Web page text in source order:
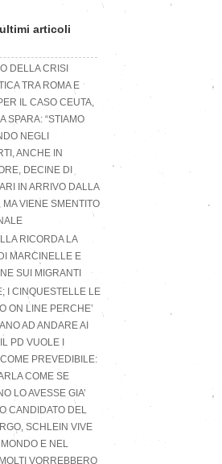
articoli
DELLA CRISI
TRA ROMA E
IL CASO CEUTA,
SPARA: “STIAMO
NEGLI
ANCHE IN
DECINE DI
IN ARRIVO DALLA
MA VIENE SMENTITO
RICORDA LA
MARCINELLE E
SUI MIGRANTI
I CINQUESTELLE LE
ON LINE PERCHE’
AD ANDARE AI
PD VUOLE I
PREVEDIBILE:
COME SE
LO AVESSE GIA’
CANDIDATO DEL
SCHLEIN VIVE
E NEL
VORREBBERO